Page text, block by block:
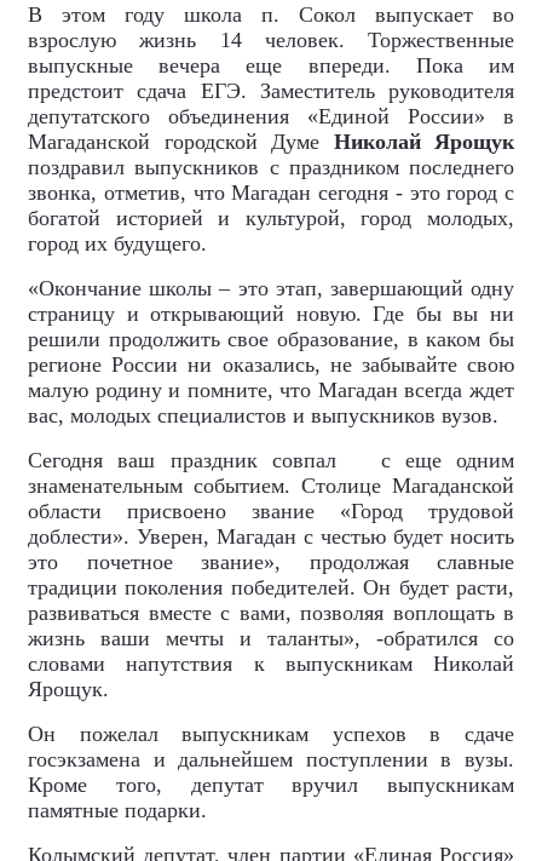
В этом году школа п. Сокол выпускает во
взрослую жизнь 14 человек. Торжественные
выпускные вечера еще впереди. Пока им
предстоит сдача ЕГЭ. Заместитель руководителя
депутатского объединения «Единой России» в
Магаданской городской Думе Николай Ярощук
поздравил выпускников с праздником последнего
звонка, отметив, что Магадан сегодня - это город с
богатой историей и культурой, город молодых,
город их будущего.
«Окончание школы – это этап, завершающий одну
страницу и открывающий новую. Где бы вы ни
решили продолжить свое образование, в каком бы
регионе России ни оказались, не забывайте свою
малую родину и помните, что Магадан всегда ждет
вас, молодых специалистов и выпускников вузов.
Сегодня ваш праздник совпал
с еще одним
знаменательным событием. Столице Магаданской
области присвоено звание «Город трудовой
доблести». Уверен, Магадан с честью будет носить
это почетное звание», продолжая славные
традиции поколения победителей. Он будет расти,
развиваться вместе с вами, позволяя воплощать в
жизнь ваши мечты и таланты», -обратился со
словами напутствия к выпускникам Николай
Ярощук.
Он пожелал выпускникам успехов в сдаче
госэкзамена и дальнейшем поступлении в вузы.
Кроме того, депутат вручил выпускникам
памятные подарки.
Колымский депутат, член партии «Единая Россия»